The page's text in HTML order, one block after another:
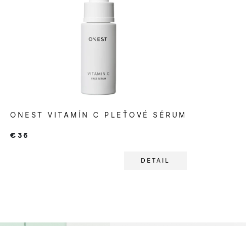
ONEST VITAMÍN C PLEŤOVÉ SÉRUM
€36
DETAIL